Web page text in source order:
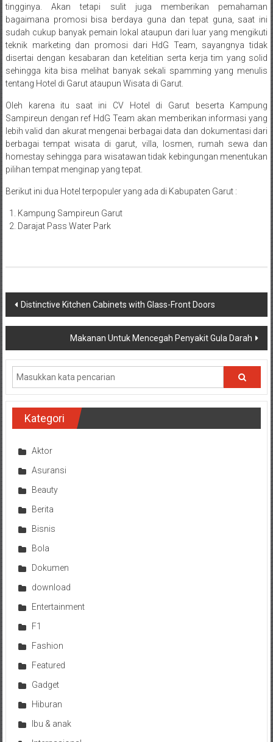
tingginya. Akan tetapi sulit juga memberikan pemahaman
bagaimana promosi bisa berdaya guna dan tepat guna, saat ini
sudah cukup banyak pemain lokal ataupun dari luar yang mengikuti
teknik marketing dan promosi dari HdG Team, sayangnya tidak
disertai dengan kesabaran dan ketelitian serta kerja tim yang solid
sehingga kita bisa melihat banyak sekali spamming yang menulis
tentang Hotel di Garut ataupun Wisata di Garut.
Oleh karena itu saat ini CV Hotel di Garut beserta Kampung
Sampireun dengan ref HdG Team akan memberikan informasi yang
lebih valid dan akurat mengenai berbagai data dan dokumentasi dari
berbagai tempat wisata di garut, villa, losmen, rumah sewa dan
homestay sehingga para wisatawan tidak kebingungan menentukan
pilihan tempat menginap yang tepat.
Berikut ini dua Hotel terpopuler yang ada di Kabupaten Garut :
Kampung Sampireun Garut
Darajat Pass Water Park
Navigasi
pos
Distinctive Kitchen Cabinets with Glass-Front Doors
Makanan Untuk Mencegah Penyakit Gula Darah
Kategori
Aktor
Asuransi
Beauty
Berita
Bisnis
Bola
Dokumen
download
Entertainment
F1
Fashion
Featured
Gadget
Hiburan
Ibu & anak